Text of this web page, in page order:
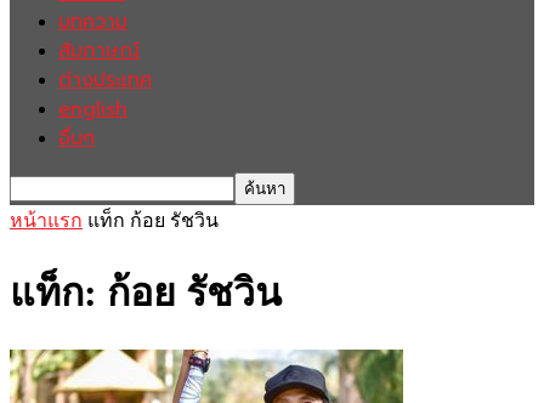
บทความ
สัมภาษณ์
ต่างประเทศ
english
อื่นๆ
หน้าแรก แท็ก ก้อย รัชวิน
แท็ก: ก้อย รัชวิน